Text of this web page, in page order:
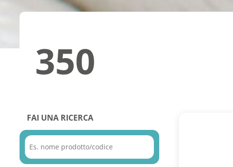
350
FAI UNA RICERCA